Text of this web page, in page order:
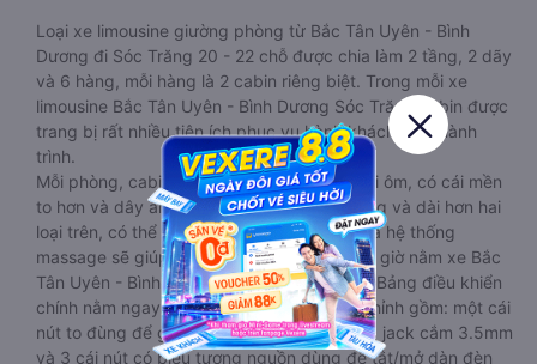
Loại xe limousine giường phòng từ Bắc Tân Uyên - Bình
Dương đi Sóc Trăng 20 - 22 chỗ được chia làm 2 tầng, 2 dãy
và 6 hàng, mỗi hàng là 2 cabin riêng biệt. Trong mỗi xe
limousine Bắc Tân Uyên - Bình Dương Sóc Trăng cabin được
trang bị rất nhiều tiện ích phục vụ hành khách suốt hành
trình.
Mỗi phòng, cabin đều có gối nằm rời, có gối ôm, có cái mền
to hơn và dây an toàn seat belt. Giường rộng và dài hơn hai
loại trên, có thể lăn lộn thoải mái. Đặc biệt là hệ thống
massage sẽ giúp bạn thư giãn trong những giờ nằm xe Bắc
Tân Uyên - Bình Dương đến Sóc Trăng dài. Bảng điều khiển
chính nằm ngay cạnh đầu để tiện tay tuỳ chỉnh gồm: một cái
nút to đùng để gọi tiếp viên, 2 cổng USB , 1 jack cắm 3.5mm
và 3 cái nút có biểu tượng nguồn dùng để tắt/mở dàn đèn